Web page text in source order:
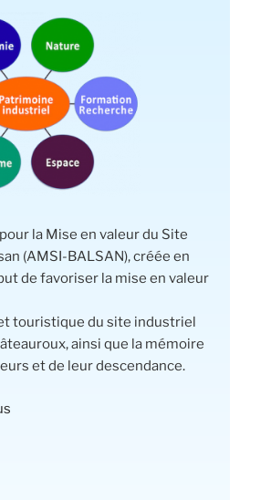
pour la Mise en valeur du Site
(AMSI-BALSAN), créée en
de favoriser la mise en valeur
touristique du site industriel
ainsi que la mémoire
et de leur descendance.